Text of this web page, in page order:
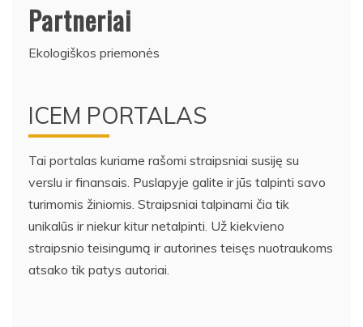
Partneriai
Ekologiškos priemonės
ICEM PORTALAS
Tai portalas kuriame rašomi straipsniai susiję su
verslu ir finansais. Puslapyje galite ir jūs talpinti savo
turimomis žiniomis. Straipsniai talpinami čia tik
unikalūs ir niekur kitur netalpinti. Už kiekvieno
straipsnio teisingumą ir autorines teisęs nuotraukoms
atsako tik patys autoriai.